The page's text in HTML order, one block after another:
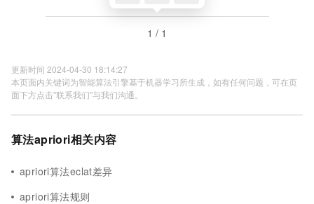
1 / 1
更新时间 2024-04-30 18:14:27
本页面内关键词为智能算法引擎基于机器学习所生成，如有任何问题，可在页
面下方点击"联系我们"与我们沟通。
算法apriori相关内容
apriori算法eclat差异
apriori算法规则